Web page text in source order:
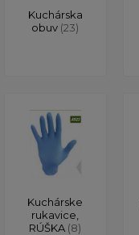
Kuchárska
obuv (23)
Kuchárske
rukavice,
RÚŠKA (8)